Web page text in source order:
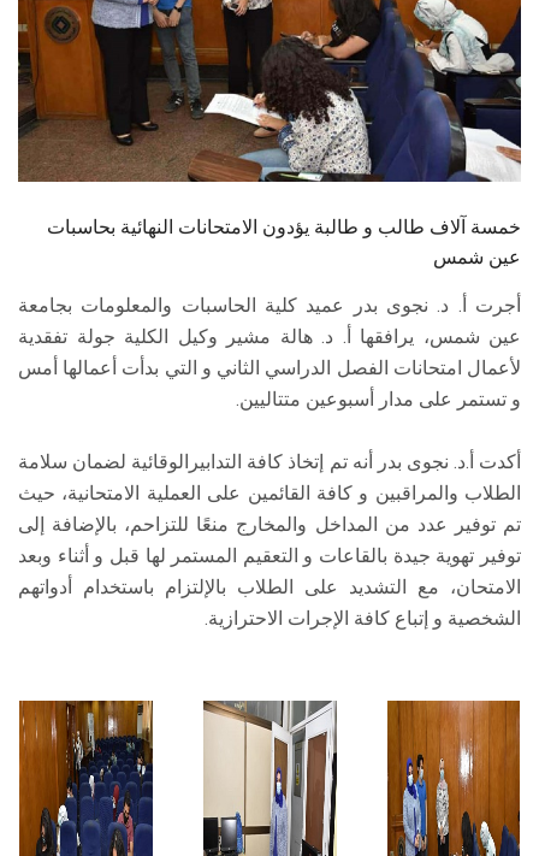
الدراسات العليا
الخريجين
الموظفون
الزائـرون
سجل الان
خمسة آلاف طالب و طالبة يؤدون الامتحانات النهائية بحاسبات
عين شمس
أجرت أ. د. نجوى بدر عميد كلية الحاسبات والمعلومات بجامعة
عين شمس، يرافقها أ. د. هالة مشير وكيل الكلية جولة تفقدية
لأعمال امتحانات الفصل الدراسي الثاني و التي بدأت أعمالها أمس
و تستمر على مدار أسبوعين متتاليين.
أكدت أ.د. نجوى بدر أنه تم إتخاذ كافة التدابيرالوقائية لضمان سلامة
الطلاب والمراقبين و كافة القائمين على العملية الامتحانية، حيث
تم توفير عدد من المداخل والمخارج منعًا للتزاحم، بالإضافة إلى
توفير تهوية جيدة بالقاعات و التعقيم المستمر لها قبل و أثناء وبعد
الامتحان، مع التشديد على الطلاب بالإلتزام باستخدام أدواتهم
الشخصية و إتباع كافة الإجرات الاحترازية.